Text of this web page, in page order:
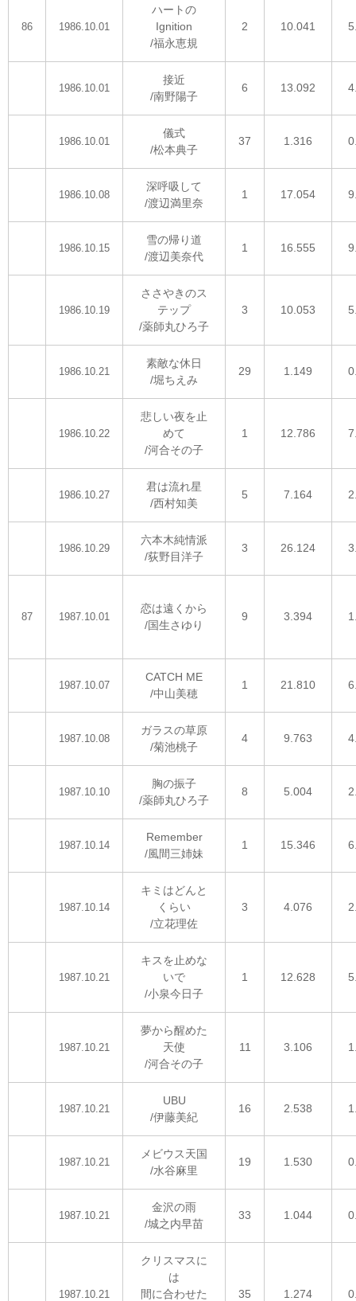
86 1986.10.01
ハートの
Ignition
/福永恵規
2 10.041
1986.10.01
接近
/南野陽子
6 13.092
1986.10.01
儀式
/松本典子
37 1.316
1986.10.08
深呼吸して
/渡辺満里奈
1 17.054
1986.10.15
雪の帰り道
/渡辺美奈代
1 16.555
1986.10.19
ささやきのス
テップ
/薬師丸ひろ子
3 10.053
1986.10.21
素敵な休日
/堀ちえみ
29 1.149
1986.10.22
悲しい夜を止
めて
/河合その子
1 12.786
1986.10.27
君は流れ星
/西村知美
5 7.164
1986.10.29
六本木純情派
/荻野目洋子
3 26.124
87 1987.10.01
恋は遠くから
/国生さゆり
9 3.394
1987.10.07
CATCH ME
/中山美穂
1 21.810
1987.10.08
ガラスの草原
/菊池桃子
4 9.763
1987.10.10
胸の振子
/薬師丸ひろ子
8 5.004
1987.10.14
Remember
/風間三姉妹
1 15.346
1987.10.14
キミはどんと
くらい
/立花理佐
3 4.076
1987.10.21
キスを止めな
いで
/小泉今日子
1 12.628
1987.10.21
夢から醒めた
天使
/河合その子
11 3.106
1987.10.21
UBU
/伊藤美紀
16 2.538
1987.10.21
メビウス天国
/水谷麻里
19 1.530
1987.10.21
金沢の雨
/城之内早苗
33 1.044
1987.10.21
クリスマスに
は
間に合わせた
35 1.274